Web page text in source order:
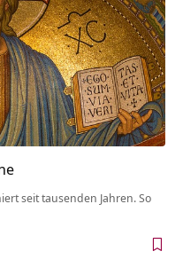
seit tausenden Jahren. So